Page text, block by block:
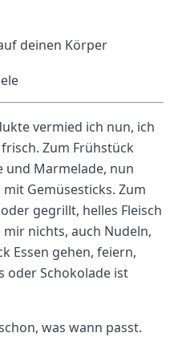
deinen Körper
vermied ich nun, ich
Zum Frühstück
und Marmelade, nun
Gemüsesticks. Zum
gegrillt, helles Fleisch
nichts, auch Nudeln,
Essen gehen, feiern,
oder Schokolade ist
was wann passt.